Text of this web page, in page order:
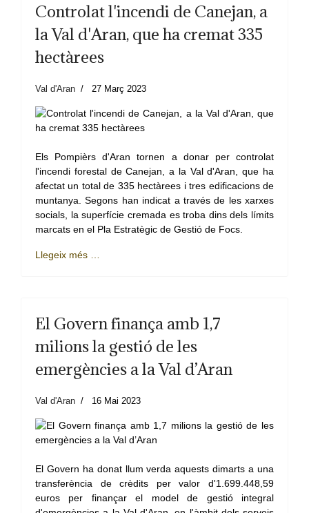
Controlat l'incendi de Canejan, a
la Val d'Aran, que ha cremat 335
hectàrees
Val d'Aran 27 Març 2023
Els Pompièrs d'Aran tornen a donar per controlat
l'incendi forestal de Canejan, a la Val d'Aran, que ha
afectat un total de 335 hectàrees i tres edificacions de
muntanya. Segons han indicat a través de les xarxes
socials, la superfície cremada es troba dins dels límits
marcats en el Pla Estratègic de Gestió de Focs.
Llegeix més …
El Govern finança amb 1,7
milions la gestió de les
emergències a la Val d’Aran
Val d'Aran 16 Mai 2023
El Govern ha donat llum verda aquests dimarts a una
transferència de crèdits per valor d'1.699.448,59
euros per finançar el model de gestió integral